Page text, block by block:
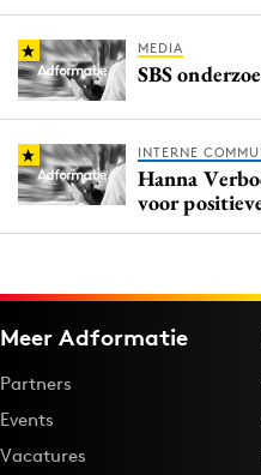
MEDIA
SBS
INTERNE
Hanna
voor
Meer Adformatie
Partners
Events
Vacatures